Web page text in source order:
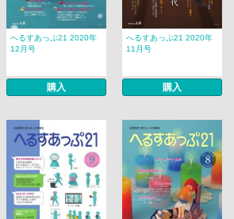
へるすあっぷ21 2020年
12月号
購入
へるすあっぷ21 2020年
11月号
購入